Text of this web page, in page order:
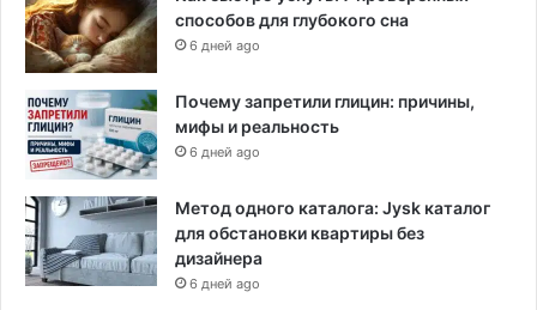
способов для глубокого сна
6 дней ago
Почему запретили глицин: причины,
мифы и реальность
6 дней ago
Метод одного каталога: Jysk каталог
для обстановки квартиры без
дизайнера
6 дней ago